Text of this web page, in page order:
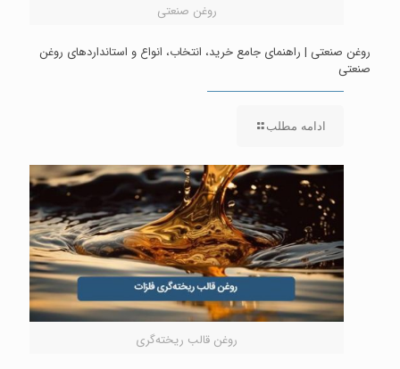
روغن صنعتی
روغن صنعتی | راهنمای جامع خرید، انتخاب، انواع و استانداردهای روغن
صنعتی
ادامه مطلب
روغن قالب ریخته‌گری